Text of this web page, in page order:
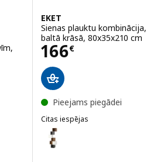
multimed. piederumiem, baltā krāsā/
EKET
Sienas plauktu kombinācija,
baltā krāsā, 80x35x210 cm
166€
Cena 166€
Pieejams piegādei
Citas iespējas
EKET
Variants: EKET, Sienas